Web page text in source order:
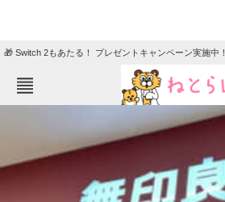
🎁 Switch 2もあたる！ プレゼントキャンペーン実施中！
エンタメ クイズ
地域